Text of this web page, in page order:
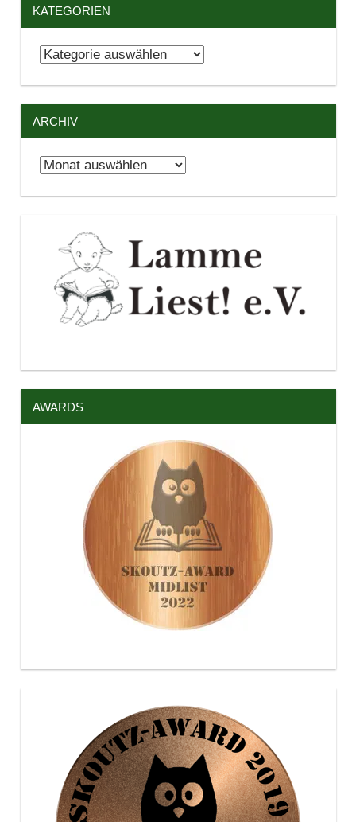
KATEGORIEN
Kategorien
ARCHIV
Archiv
AWARDS